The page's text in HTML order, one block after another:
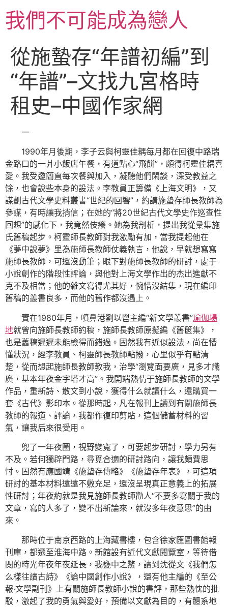
至
主我們不可能成為戀人
從施蟄存“年譜初編”到
“年譜”–文找九宮格時
租史–中國作家網
一
1990年月後期，李子云與柯靈佳耦每月都在回復中路瑞
金路口的一爿小飯店午餐，有道點心“飛餅”，頗得柯靈佳耦喜
愛。我受邀簡直每次餐與加入，凝聽他們閑談，深受教益之
馀，也會說些本身的設法。李教員正籌備《上海文明》，又
謀劃古代文學史料叢書“世紀的回響”，約請施蟄存師長教師為
參謀，有時讓我捎信；在她的“將20世紀古代文學史作巡查性
回想”的感化下，我竟然伎癢。她為我剖析，提出我從彙集施
氏舊稿起步。柯靈師長教師對我激勵有加，當我提起他在
《夢中說夢》里為施師長教師仗義執言，他說，早就想寫寫
施師長教師，可還沒動筆；眼下對施師長教師的研討，處于
小說創作的階段性評論，與他對上海文學作出的杰出進獻不
克不及相當；他的雜文寫得尤其好，惋惜沒結集，現在編印
舊稿的叢書良多，而他的舊作都沒遇上。
實在1980年月，噴鼻港劉以鬯主編“新文學叢書”瑜伽場
地就曾向施師長教師約稿，施師長教師原擬編《舊篋集》，
也是舊稿遲遲未能檢得而錯過。固然我有近似設法，尚在懵
懂狀況，經李教員、柯靈師長教師點撥，心里似乎有點清
楚，從而想起施師長教師教我，治學“瀏覽面要廣，見多才識
廣，基本年夜金字塔才高”。我開端熱情于施師長教師的文學
作品，重新詩、散文到小說，獲得什么就讀什么，還購買一
套《古代》影印本。從那時起，凡在報刊上讀到有關施師長
教師的報道、評論，我都作復印剪貼，這個儲蓄材料的習
氣，讓我后來很受用。
兜了一年夜圈，視野變寬了，可要起步研討，學力另有
不及。若何獨辟門路，尋覓合適的研討路向，讓我頗費思
忖。固然有應國靖《施蟄存傳略》《施蟄存年表》，可這項
研討的基本材料遠遠不敷充足，還沒呈現真正意義上的拓展
性研討；年夜約就是我見施師長教師勸人“不要多寫關于我的
文章，寫的人多了，變不出新論來，就沒多年夜意思”的由
來。
那時位于南京西路的上海藏書樓，包含徐家匯圖書館報
刊庫，都遷至淮海中路。新館設有近代文獻閱覽室，等待借
閱的時光年夜年夜延長，我甕中之鱉，讀到沈從文《我們怎
么樣往讀古詩》《論中國創作小說》，還有他主編的《至公
報·文學副刊》上有關施師長教師小說的書評，那些熱忱的批
駁，激起了我的勇氣與愛好，預備以文獻為目的，有體系地